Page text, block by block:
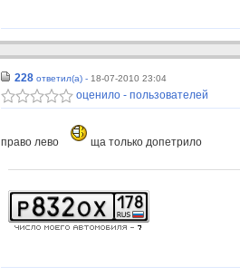
228 ответил(а) - 18-07-2010 23:04
оценило - пользователей
право лево ща только допетрило